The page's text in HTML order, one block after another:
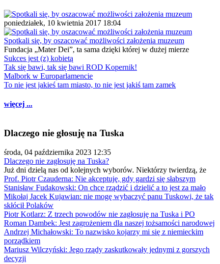
poniedziałek, 10 kwietnia 2017 18:04
Spotkali się, by oszacować możliwości założenia muzeum
Fundacja „Mater Dei”, ta sama dzięki której w dużej mierze
Sukces jest (z) kobietą
Tak się bawi, tak się bawi ROD Kopernik!
Malbork w Europarlamencie
To nie jest jakieś tam miasto, to nie jest jakiś tam zamek
więcej ...
Dlaczego nie głosuję na Tuska
środa, 04 października 2023 12:35
Dlaczego nie zagłosuję na Tuska?
Już dni dzielą nas od kolejnych wyborów. Niektórzy twierdzą, że
Prof. Piotr Czauderna: Nie akceptuję, gdy gardzi się słabszym
Stanisław Fudakowski: On chce rządzić i dzielić a to jest za mało
Mikołaj Jacek Kujawian: nie mogę wybaczyć panu Tuskowi, że tak
skłócił Polaków
Piotr Kotlarz: Z trzech powodów nie zagłosuję na Tuska i PO
Roman Dambek: Jest zagrożeniem dla naszej tożsamości narodowej
Andrzej Michałowski: To nazwisko kojarzy mi się z niemieckim
porządkiem
Mariusz Wilczyński: Jego rządy zaskutkowały jednymi z gorszych
decyzji